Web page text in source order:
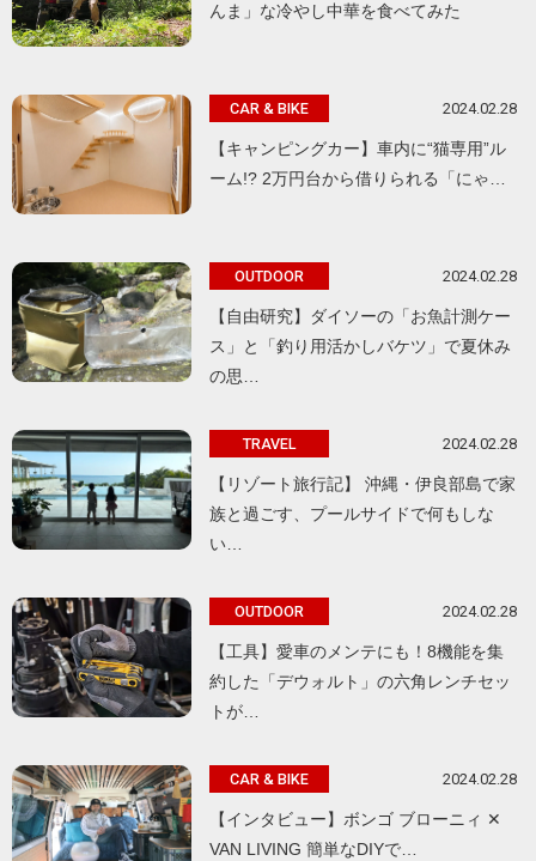
んま」な冷やし中華を食べてみた
CAR & BIKE 2024.02.28
【キャンピングカー】車内に“猫専用”ル
ーム!? 2万円台から借りられる「にゃ…
OUTDOOR 2024.02.28
【自由研究】ダイソーの「お魚計測ケー
ス」と「釣り用活かしバケツ」で夏休み
の思…
TRAVEL 2024.02.28
【リゾート旅行記】 沖縄・伊良部島で家
族と過ごす、プールサイドで何もしな
い…
OUTDOOR 2024.02.28
【工具】愛車のメンテにも！8機能を集
約した「デウォルト」の六角レンチセッ
トが…
CAR & BIKE 2024.02.28
【インタビュー】ボンゴ ブローニィ ✕
VAN LIVING 簡単なDIYで…